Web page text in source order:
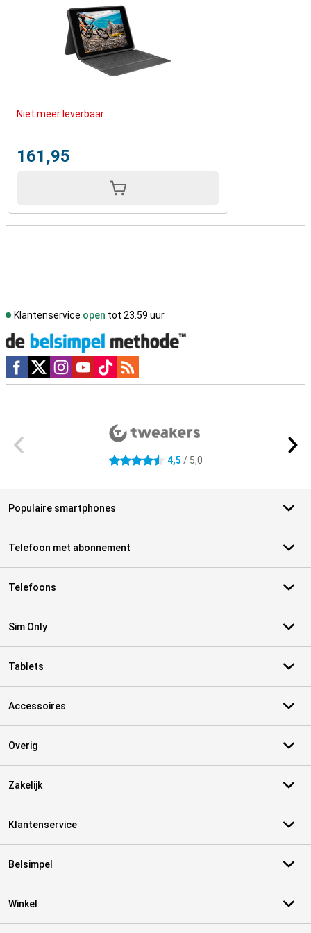
Niet meer leverbaar
161,95
Klantenservice open tot 23.59 uur
Social media
4.5 sterren 4,5 / 5,0
Populaire smartphones
Telefoon met abonnement
Telefoons
Sim Only
Tablets
Accessoires
Overig
Zakelijk
Klantenservice
Belsimpel
Winkel